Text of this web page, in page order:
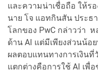
และความน่าเชื่อถือ ให้ร
นาย โจ แอทกินสัน ประธ
โลกของ PwC กล่าวว่า ห
ด้าน AI แต่มีเพียงส่วนน้อ
ผลตอบแทนทางการเงิน
แตกต่างคือการใช้ AI เพื่